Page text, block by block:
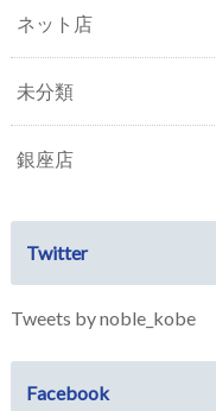
ネット店
未分類
銀座店
Twitter
Tweets by noble_kobe
Facebook